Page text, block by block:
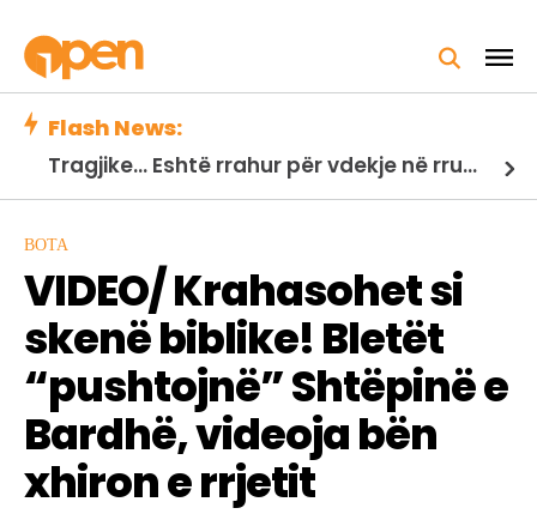
Flash News:
Tragjike... Eshtë rrahur për vdekje në rrugë nga një bandë kriminale, lojtari i Ugandës!
BOTA
VIDEO/ Krahasohet si
skenë biblike! Bletët
“pushtojnë” Shtëpinë e
Bardhë, videoja bën
xhiron e rrjetit